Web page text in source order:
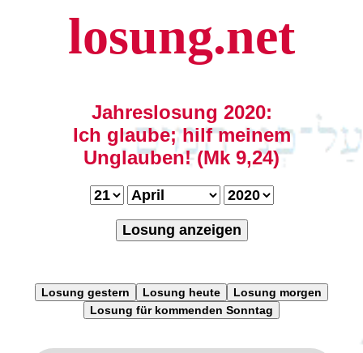
losung.net
Jahreslosung 2020:
Ich glaube; hilf meinem
Unglauben! (Mk 9,24)
Losung anzeigen
Losung gestern Losung heute
Losung morgen
Losung für kommenden Sonntag